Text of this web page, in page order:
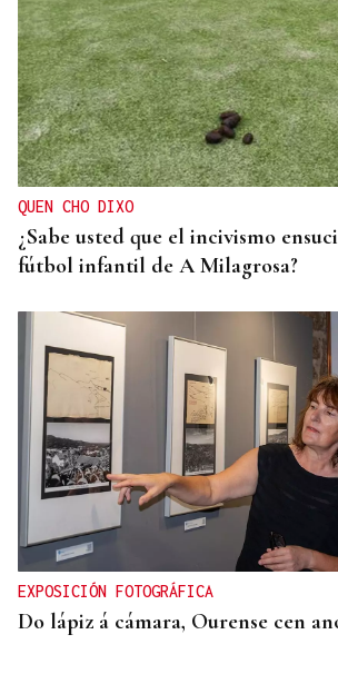
QUEN CHO DIXO
¿Sabe usted que el incivismo
fútbol infantil de A Milagrosa?
EXPOSICIÓN FOTOGRÁFICA
Do lápiz á cámara, Ourense cen